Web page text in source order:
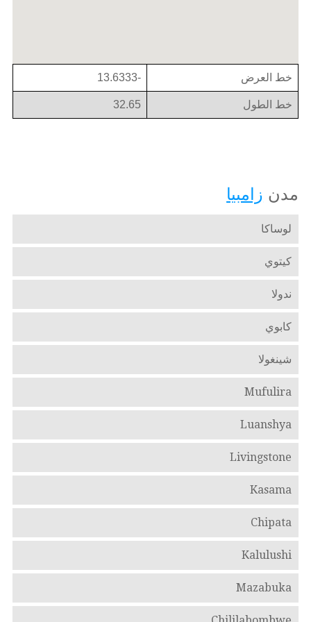
خط العرض -13.6333
خط الطول 32.65
مدن زامبيا
لوساكا
كيتوي
ندولا
كابوي
شينغولا
Mufulira
Luanshya
Livingstone
Kasama
Chipata
Kalulushi
Mazabuka